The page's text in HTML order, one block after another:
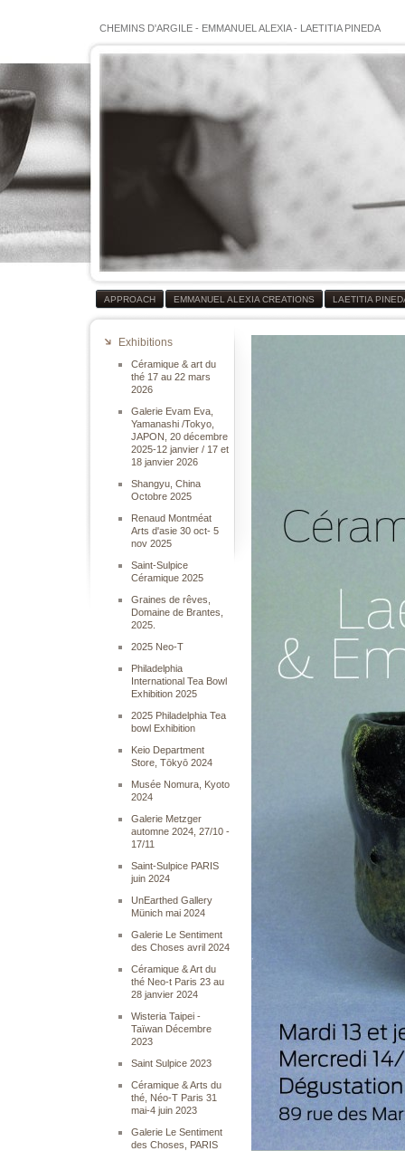
CHEMINS D'ARGILE - EMMANUEL ALEXIA- LAETITIA PINEDA
APPROACH EMMANUEL ALEXIA CREATIONS LAETITIA
Exhibitions
Céramique & art du
thé 17 au 22 mars
2026
Galerie Evam Eva,
Yamanashi /Tokyo,
JAPON, 20 décembre
2025-12 janvier / 17 et
18 janvier 2026
Shangyu, China
Octobre 2025
Renaud Montméat
Arts d'asie 30 oct- 5
nov 2025
Saint-Sulpice
Céramique 2025
Graines de rêves,
Domaine de Brantes,
2025.
2025 Neo-T
Philadelphia
International Tea Bowl
Exhibition 2025
2025 Philadelphia Tea
bowl Exhibition
Keio Department
Store, Tōkyō 2024
Musée Nomura, Kyoto
2024
Galerie Metzger
automne 2024, 27/10 -
17/11
Saint-Sulpice PARIS
juin 2024
UnEarthed Gallery
Münich mai 2024
Galerie Le Sentiment
des Choses avril 2024
Céramique & Art du
thé Neo-t Paris 23 au
28 janvier 2024
Wisteria Taipei -
Taïwan Décembre
2023
Saint Sulpice 2023
Céramique & Arts du
thé, Néo-T Paris 31
mai-4 juin 2023
Galerie Le Sentiment
des Choses, PARIS